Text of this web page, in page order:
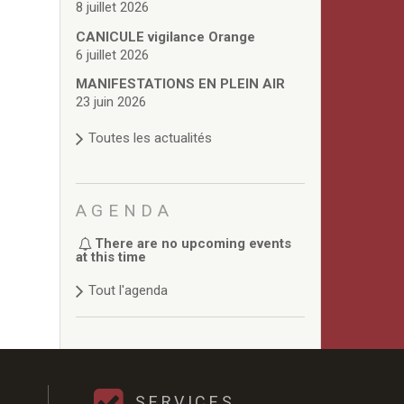
8 juillet 2026
CANICULE vigilance Orange
6 juillet 2026
MANIFESTATIONS EN PLEIN AIR
23 juin 2026
Toutes les actualités
AGENDA
There are no upcoming events
at this time
Tout l'agenda